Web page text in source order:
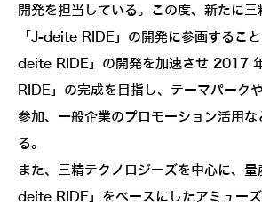
開発を担当している。この度、新たに
「J-deite RIDE」の開発に参画するこ
deite RIDE」の開発を加速させ 2017
RIDE」の完成を目指し、テーマパーク
参加、一般企業のプロモーション活用な
る。
また、三精テクノロジーズを中心に、
deite RIDE」をベースにしたアミュー